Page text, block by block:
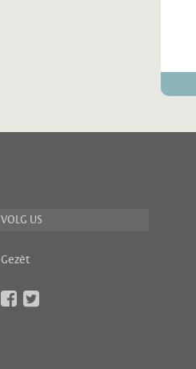
VOLG US
Gezèt